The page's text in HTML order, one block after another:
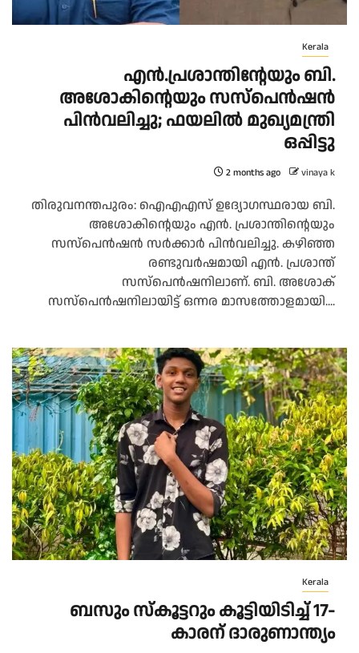
Kerala
എൻ.പ്രശാന്തിന്റേയും ബി.
അശോകിന്റെയും സസ്‌പെൻഷൻ
പിൻവലിച്ചു; ഫയലിൽ മുഖ്യമന്ത്രി
ഒപ്പിട്ടു
2 months ago vinaya k
തിരുവനന്തപുരം: ഐഎഎസ് ഉദ്യോഗസ്ഥരായ ബി.
അശോകിന്റെയും എൻ. പ്രശാന്തിന്റെയും
സസ്പെൻഷൻ സർക്കാർ പിൻവലിച്ചു. കഴിഞ്ഞ
രണ്ടുവർഷമായി എൻ. പ്രശാന്ത്
സസ്പെൻഷനിലാണ്. ബി. അശോക്
സസ്പെൻഷനിലായിട്ട് ഒന്നര മാസത്തോളമായി....
Kerala
ബസും സ്കൂട്ടറും കൂട്ടിയിടിച്ച് 17-
കാരന് ദാരുണാന്ത്യം